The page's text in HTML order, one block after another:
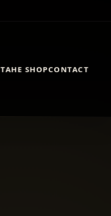
TAHE SHOPCONTACT